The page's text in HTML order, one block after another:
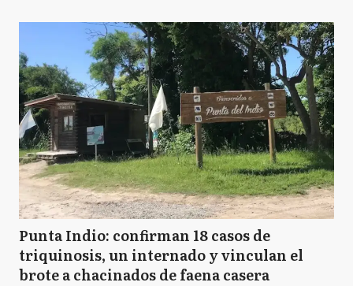
Punta Indio: confirman 18 casos de
triquinosis, un internado y vinculan el
brote a chacinados de faena casera